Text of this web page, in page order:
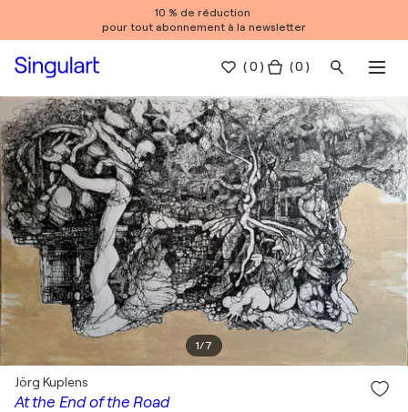
10 % de réduction
pour tout abonnement à la newsletter
(0 ) ( 0 )
1/7
At the End of the Road
Jörg Kuplens